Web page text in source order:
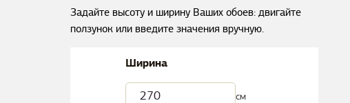
Задайте высоту и ширину Ваших обоев: двигайте
ползунок или введите значения вручную.
Ширина
см